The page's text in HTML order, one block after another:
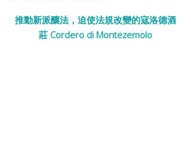
推動新派釀法，迫使法規改變的寇洛德酒
莊 Cordero di Montezemolo